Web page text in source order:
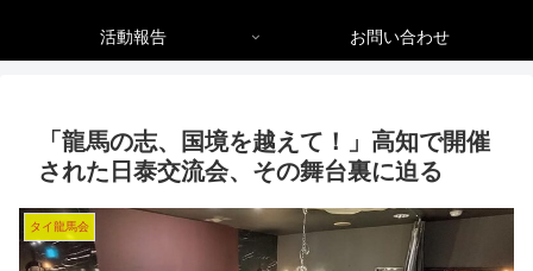
活動報告 お問い合わせ
「龍馬の志、国境を越えて！」高知で開催
された日泰交流会、その舞台裏に迫る
タイ龍馬会